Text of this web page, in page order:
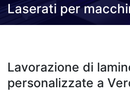
Laserati per
Lavorazione di
personalizzate a